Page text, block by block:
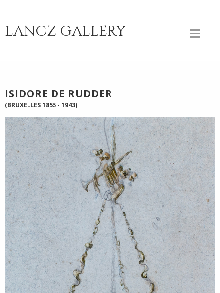
LANCZ GALLERY
ISIDORE DE RUDDER
(BRUXELLES 1855 - 1943)